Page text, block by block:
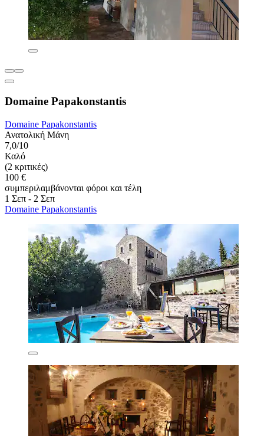
Domaine Papakonstantis
Domaine Papakonstantis
Ανατολική Μάνη
7,0/10
Καλό
(2 κριτικές)
100 €
συμπεριλαμβάνονται φόροι και τέλη
1 Σεπ - 2 Σεπ
Domaine Papakonstantis